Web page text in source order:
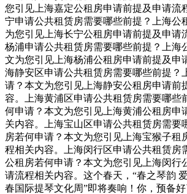
您引见上海嘉定公租房申请前提及申请流
宁申请公共租赁房需要哪些前提？上海公
为您引见上海长宁公租房申请前提及申请
杨浦申请公共租赁房需要哪些前提？上海
文为您引见上海杨浦公租房申请前提及申
海静安区申请公共租赁房需要哪些前提？
请？本文为您引见上海静安公租房申请前
容。上海黄浦区申请公共租赁房需要哪些
何申请？本文为您引见上海黄浦公租房申
关内容。上海宝山区申请公共租赁房需要
房若何申请？本文为您引见上海宝猴子租
程相关内容。上海闵行区申请公共租赁房
公租房若何申请？本文为您引见上海闵行
请流程相关内容。这个春天，“春之琴韵
春国际提琴文化周”即将奏响！你，预备